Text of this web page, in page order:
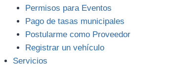
Permisos para Eventos
Pago de tasas municipales
Postularme como Proveedor
Registrar un vehículo
Servicios